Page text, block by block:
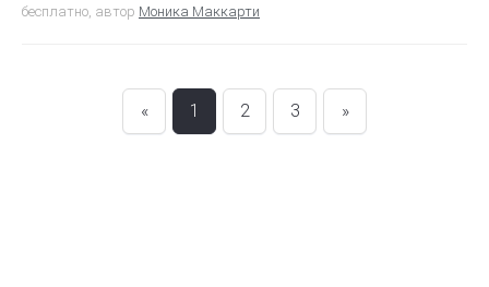
бесплатно, автор Моника Маккарти
« 1 2 3 »